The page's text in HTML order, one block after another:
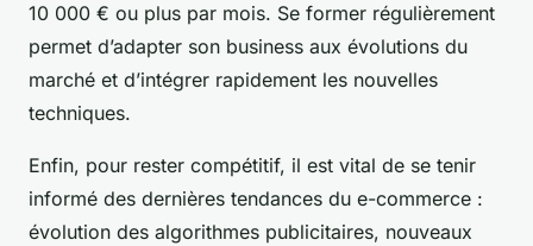
10 000 € ou plus par mois. Se former régulièrement
permet d’adapter son business aux évolutions du
marché et d’intégrer rapidement les nouvelles
techniques.
Enfin, pour rester compétitif, il est vital de se tenir
informé des dernières tendances du e-commerce :
évolution des algorithmes publicitaires, nouveaux